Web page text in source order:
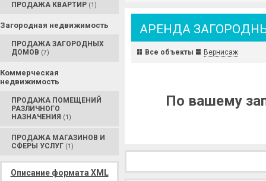
ПРОДАЖА КВАРТИР (1)
Загородная недвижимость
ПРОДАЖА ЗАГОРОДНЫХ
ДОМОВ (7)
Коммерческая
недвижимость
ПРОДАЖА ПОМЕЩЕНИЙ
РАЗЛИЧНОГО
НАЗНАЧЕНИЯ (1)
ПРОДАЖА МАГАЗИНОВ И
СФЕРЫ УСЛУГ (1)
Описание формата XML
АРЕНДА
Все объекты Вернисаж
По вашему